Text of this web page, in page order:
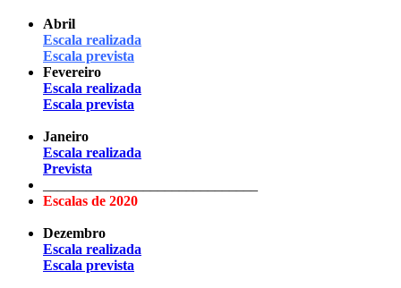
Abril
Escala realizada
Escala prevista
Fevereiro
Escala realizada
Escala prevista
Janeiro
Escala realizada
Prevista
Escalas de 2020
Dezembro
Escala realizada
Escala prevista